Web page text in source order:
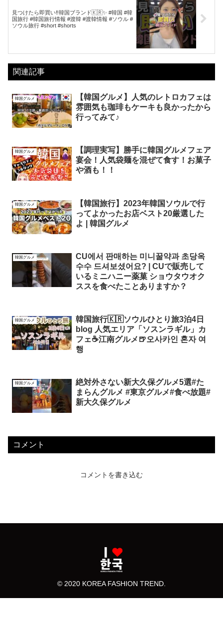
見つけたら即買い‼️韓国ブランド🇰🇷✨ #韓国 #韓
国旅行 #韓国旅行情報 #渡韓 #渡韓情報 #ソウル #
ソウル旅行 #short #shorts
関連記事
韓国グルメ
【韓国グルメ】人気のレトロカフェは
雰囲気も珈琲もケーキも良かったから
行ってみて♪
韓国グルメ
【調理実写】勝手に韓国グルメフェア
宴会！人気袋麺を混ぜて食す！お菓子
や酒も！！
韓国グルメ
【韓国旅行】2023年韓国ソウルで行
ってよかったお店ベスト20厳選した
よ | 韓国グルメ
韓国グルメ
CU에서 판매하는 미니꿀약과 초당옥
수수 드셔보셨어요? | CUで販売して
いるミニハニー薬菓 ショウタウオク
ススを食べたことありますか？
韓国グルメ
韓国旅行🇰🇷ソウルひとり旅3泊4日
blog 人気エリア「ソスンラギル」カ
フェ☕️江南グルメ🍺오사카인 혼자 여
행
韓国グルメ
絶対外さない新大久保グルメ5選#た
まらんグルメ #東京グルメ#食べ放題#
新大久保グルメ
コメント
コメントを書き込む
© 2020 KOREA FASHION TREND.